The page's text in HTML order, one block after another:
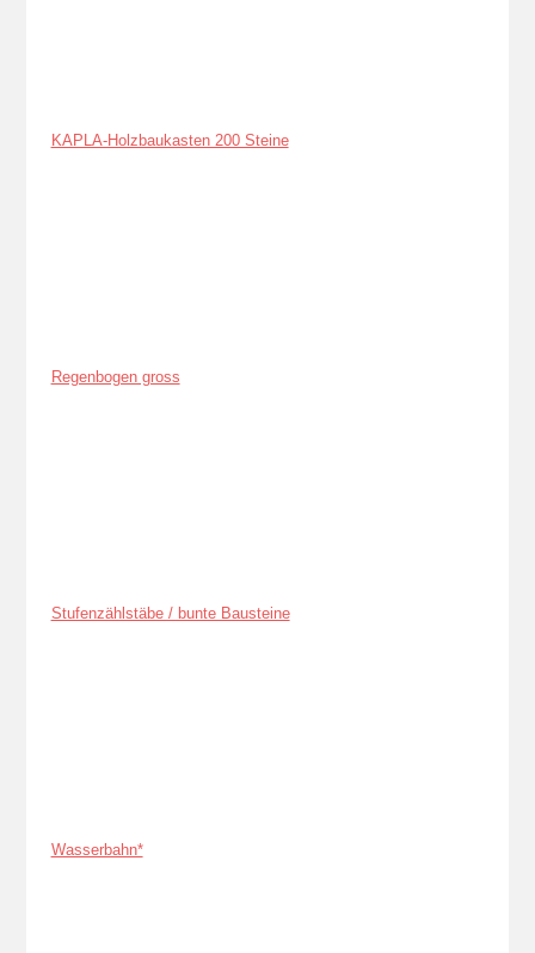
KAPLA-Holzbaukasten 200 Steine
Regenbogen gross
Stufenzählstäbe / bunte Bausteine
Wasserbahn*